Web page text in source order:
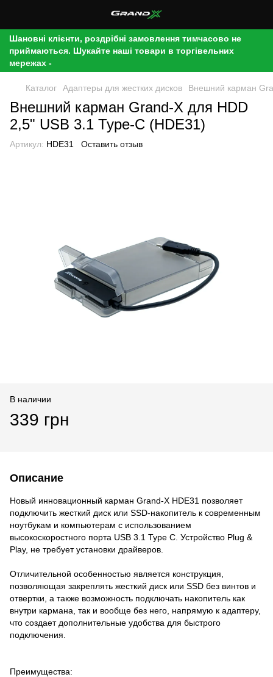
Шановні клієнти, роздрібні замовлення тимчасово не
приймаються. Шукайте наші товари в торгівельних
мережах -
Каталог Адаптеры для жестких дисков Внешний карман
Внешний карман Grand-X для HDD
2,5" USB 3.1 Type-C (HDE31)
Артикул: HDE31 Оставить отзыв
В наличии
339 грн
Описание
Новый инновационный карман Grand-X HDE31 позволяет
подключить жесткий диск или SSD-накопитель к современным
ноутбукам и компьютерам с использованием
высокоскоростного порта USB 3.1 Type C. Устройство Plug &
Play, не требует установки драйверов.
Отличительной особенностью является конструкция,
позволяющая закреплять жесткий диск или SSD без винтов и
отвертки, а также возможность подключать накопитель как
внутри кармана, так и вообще без него, напрямую к адаптеру,
что создает дополнительные удобства для быстрого
подключения.
Преимущества: